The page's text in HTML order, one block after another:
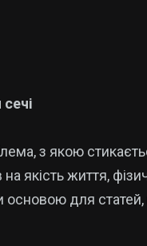
з якою
якість життя,
основою для